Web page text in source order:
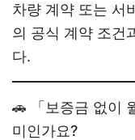
차량 계약 또는 서
의 공식 계약 조건
다.
🚗 「보증금 없이
미인가요?